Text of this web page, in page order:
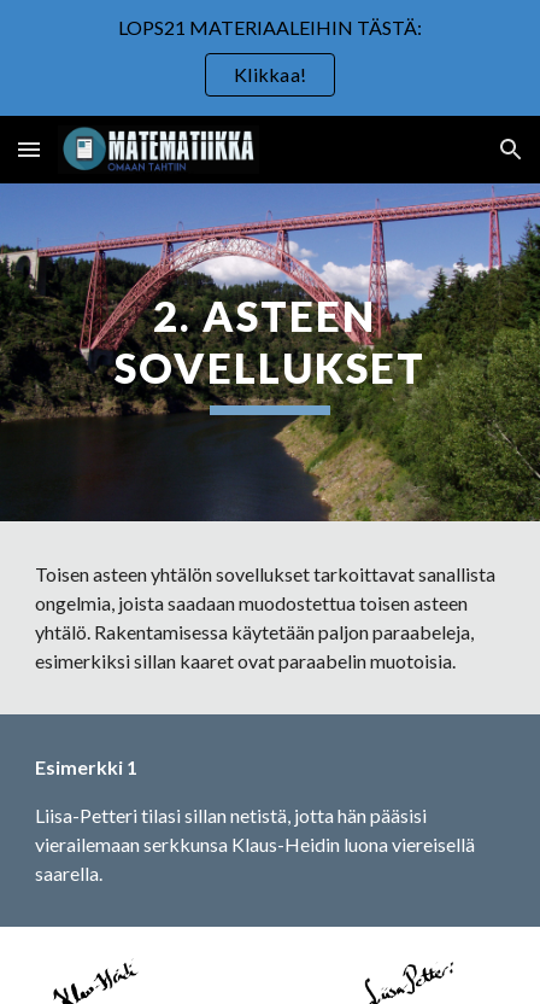
LOPS21 MATERIAALEIHIN TÄSTÄ:
Klikkaa!
2. ASTEEN
SOVELLUKSET
Toisen asteen yhtälön sovellukset tarkoittavat sanallista
ongelmia, joista saadaan muodostettua toisen asteen
yhtälö. Rakentamisessa käytetään paljon paraabeleja,
esimerkiksi sillan kaaret ovat paraabelin muotoisia.
Esimerkki 1
Liisa-Petteri tilasi sillan netistä, jotta hän pääsisi
vierailemaan serkkunsa Klaus-Heidin luona viereisellä
saarella.